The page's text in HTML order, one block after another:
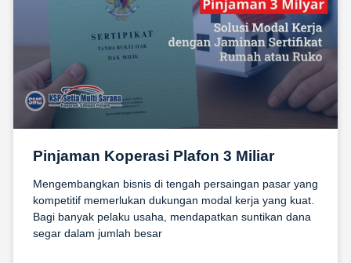
Pinjaman Koperasi Plafon 3 Miliar
Mengembangkan bisnis di tengah persaingan pasar yang
kompetitif memerlukan dukungan modal kerja yang kuat.
Bagi banyak pelaku usaha, mendapatkan suntikan dana
segar dalam jumlah besar